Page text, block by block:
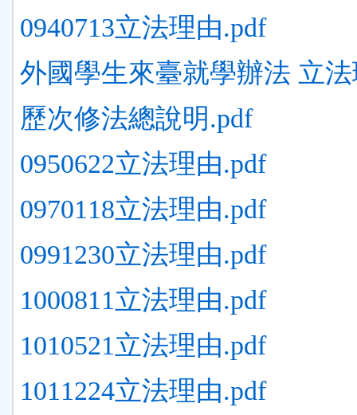
0940713立法理由.pdf
外國學生來臺就學辦法 立
歷次修法總說明.pdf
0950622立法理由.pdf
0970118立法理由.pdf
0991230立法理由.pdf
1000811立法理由.pdf
1010521立法理由.pdf
1011224立法理由.pdf